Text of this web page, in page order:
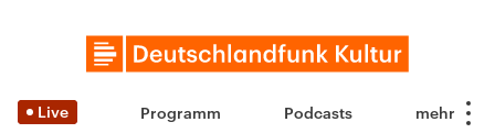
Live Programm Podcasts